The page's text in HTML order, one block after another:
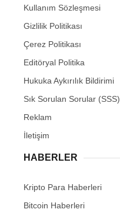
Kullanım Sözleşmesi
Gizlilik Politikası
Çerez Politikası
Editöryal Politika
Hukuka Aykırılık Bildirimi
Sık Sorulan Sorular (SSS)
Reklam
İletişim
HABERLER
Kripto Para Haberleri
Bitcoin Haberleri